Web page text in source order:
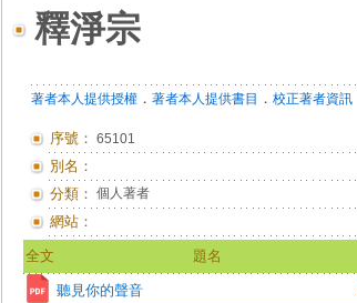
釋淨宗
著者本人提供授權． 著者本人提供書目 ． 校正著者資訊
序號： 65101
別名：
分類： 個人著者
網站：
全文 題名
聽見你的聲音